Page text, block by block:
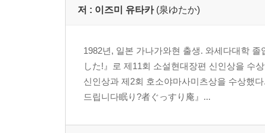
저 : 이즈미 유타카 (泉ゆたか)
1982년, 일본 가나가와현 출생. 와세다대학
した!』로 제11회 소설현대장편 신인상을 수
신인상과 제2회 호소야마사미츠상을 수상했
드립니다眠り?者ぐっすり庵』...